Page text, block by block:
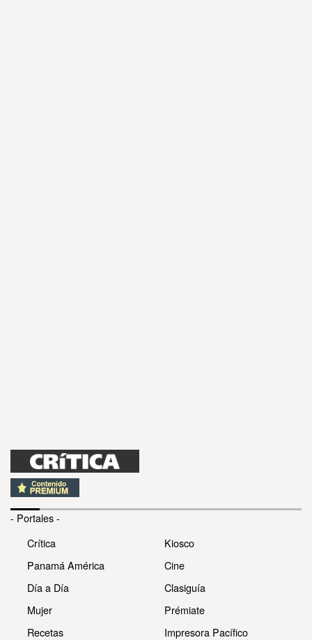
- Portales -
Crítica
Panamá América
Día a Día
Mujer
Recetas
Kiosco
Cine
Clasiguía
Prémiate
Impresora Pacífico